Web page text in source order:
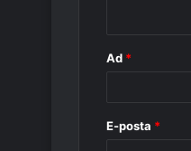
Ad *
E-posta *